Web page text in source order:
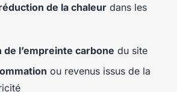
de la chaleur dans les
de l’empreinte carbone du site
ou revenus issus de la